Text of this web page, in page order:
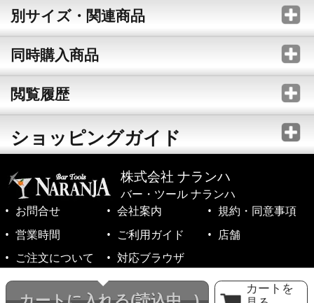
カートを
別サイズ・関連商品
同時購入商品
閲覧履歴
ショッピングガイド
株式会社 ナランハ
バー・ツール ナランハ
お問合せ
会社案内
規約・同意事項
営業時間
ご利用ガイド
店舗
ご注文について
対応ブラウザ
©1999-2026 NARANJA Inc. All Rights Reserved.